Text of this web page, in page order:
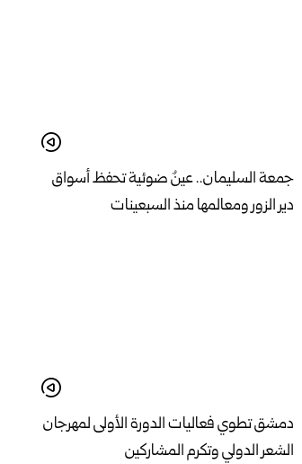
جمعة السليمان.. عينٌ ضوئية تحفظ أسواق
دير الزور ومعالمها منذ السبعينات
دمشق تطوي فعاليات الدورة الأولى لمهرجان
الشعر الدولي وتكرم المشاركين